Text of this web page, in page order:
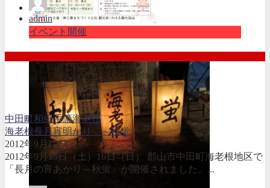
イベント開催
admin
中田町和紙手漉海老根
海老根長月宵明かり ～秋蛍
2012年9月17日
2012年9月15日（土）16日（日） 郡山市中田町海老根地区で
「長月の宵あかり～秋蛍」が開催されました。...